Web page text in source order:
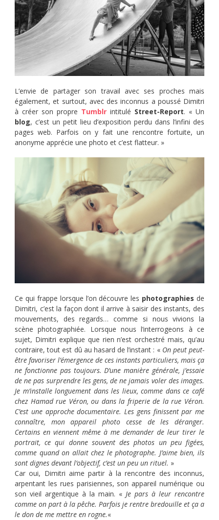
L’envie de partager son travail avec ses proches mais
également, et surtout, avec des inconnus a poussé Dimitri
à créer son propre Tumblr intitulé Street-Report. « Un
blog, c’est un petit lieu d’exposition perdu dans l’infini des
pages web. Parfois on y fait une rencontre fortuite, un
anonyme apprécie une photo et c’est flatteur. »
Ce qui frappe lorsque l’on découvre les photographies de
Dimitri, c’est la façon dont il arrive à saisir des instants, des
mouvements, des regards… comme si nous vivions la
scène photographiée. Lorsque nous l’interrogeons à ce
sujet, Dimitri explique que rien n’est orchestré mais, qu’au
contraire, tout est dû au hasard de l’instant : « On peut peut-
être favoriser l’émergence de ces instants particuliers, mais ça
ne fonctionne pas toujours. D’une manière générale, j’essaie
de ne pas surprendre les gens, de ne jamais voler des images.
Je m’installe longuement dans les lieux, comme dans ce café
chez Hamad rue Véron, ou dans la friperie de la rue Véron.
C’est une approche documentaire. Les gens finissent par me
connaître, mon appareil photo cesse de les déranger.
Certains en viennent même à me demander de leur tirer le
portrait, ce qui donne souvent des photos un peu figées,
comme quand on allait chez le photographe. J’aime bien, ils
sont dignes devant l’objectif, c’est un peu un rituel. »
Car oui, Dimitri aime partir à la rencontre des inconnus,
arpentant les rues parisiennes, son appareil numérique ou
son vieil argentique à la main. « Je pars à leur rencontre
comme on part à la pêche. Parfois je rentre bredouille et ça a
le don de me mettre en rogne.«